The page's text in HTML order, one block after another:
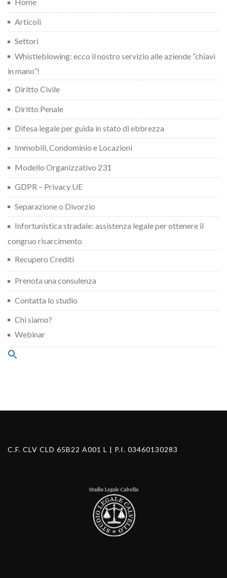
Articoli
Settori
Whistleblowing: ecco il nostro servizio alle aziende “chiavi
in mano”!
Diritto Civile
Diritto Penale
Difesa legale per guida in stato di ebbrezza
Immobili, Condominio e Locazioni
Modello Organizzativo 231
GDPR – Privacy UE
Separazione o Divorzio
Infortunistica stradale: assistenza legale per ottenere il
congruo risarcimento
Recupero Crediti
Prenota una consulenza
Contatta lo studio
Chi siamo?
Webinar
Search
C.F. CLV CLD 65B22 A001 L | P.I. 03460130283